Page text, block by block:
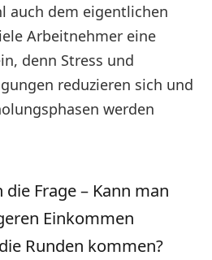
auch dem eigentlichen
Arbeitnehmer eine
denn Stress und
reduzieren sich und
werden
Frage – Kann man
Einkommen
Runden kommen?